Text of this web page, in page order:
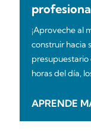
¡Aproveche al
construir hacia
presupuestario
horas del día,
APRENDE